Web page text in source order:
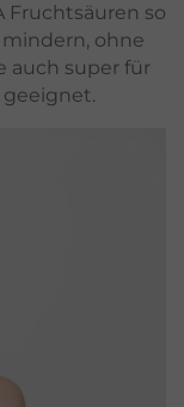
Fruchtsäuren so
ohne
auch super für